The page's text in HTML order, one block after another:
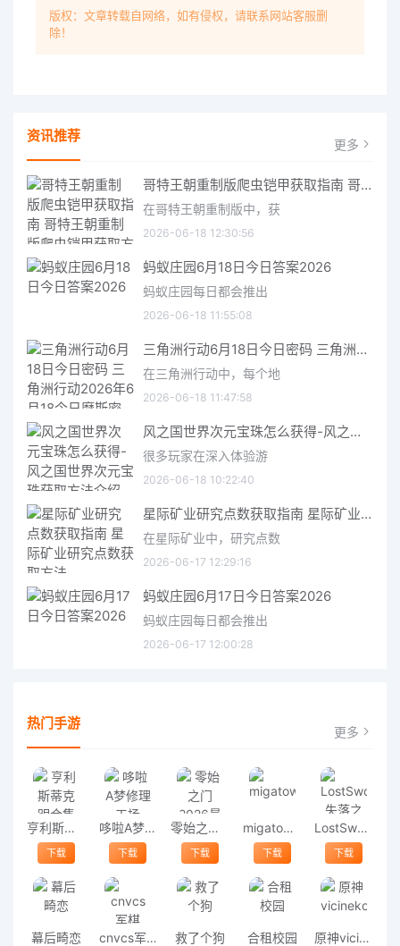
版权：文章转载自网络，如有侵权，请联系网站客服删
除！
资讯推荐 更多
哥特王朝重制版爬虫铠甲获取指南 哥特王朝重制版爬虫铠甲获取方法
在哥特王朝重制版中，获
2026-06-18 12:30:56
蚂蚁庄园6月18日今日答案2026
蚂蚁庄园每日都会推出
2026-06-18 11:55:08
三角洲行动6月18日今日密码 三角洲行动2026年6月18今日摩斯密码分享
在三角洲行动中，每个地
2026-06-18 11:47:58
风之国世界次元宝珠怎么获得-风之国世界次元宝珠获取方法介绍
很多玩家在深入体验游
2026-06-18 10:22:40
星际矿业研究点数获取指南 星际矿业研究点数获取方法
在星际矿业中，研究点数
2026-06-17 12:29:16
蚂蚁庄园6月17日今日答案2026
蚂蚁庄园每日都会推出
2026-06-17 12:00:28
热门手游 更多
亨利斯蒂克明合集
下载
哆啦A梦修理工场
下载
零始之门2026最新版
下载
migatowemyworld1.68
下载
LostSword失落之剑
下载
幕后畸恋 cnvcs军棋 救了个狗 合租校园 原神vicineko